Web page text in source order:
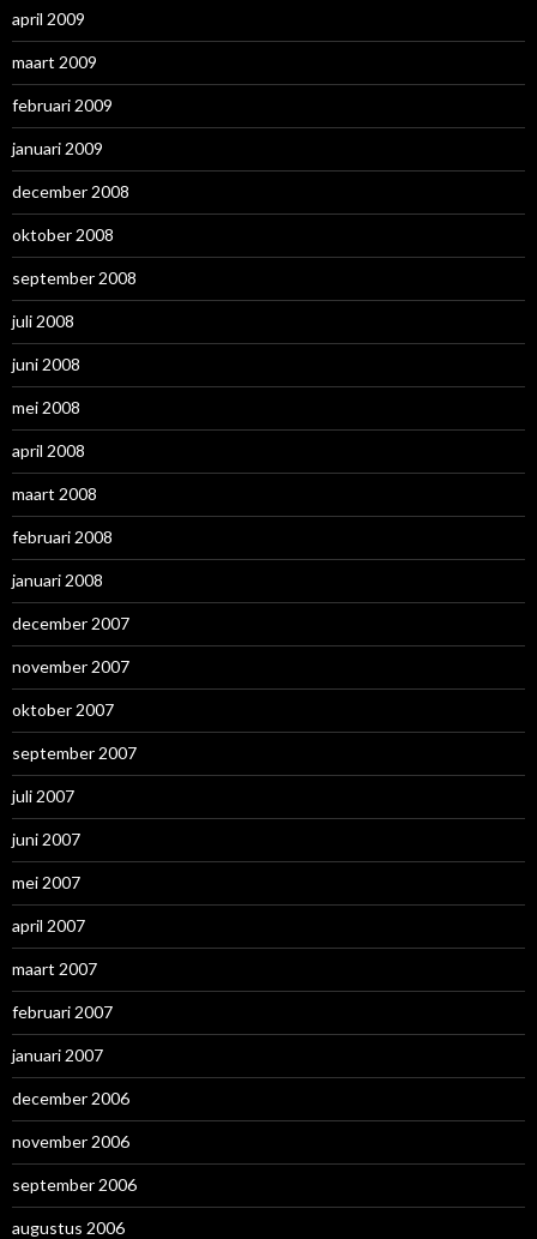
april 2009
maart 2009
februari 2009
januari 2009
december 2008
oktober 2008
september 2008
juli 2008
juni 2008
mei 2008
april 2008
maart 2008
februari 2008
januari 2008
december 2007
november 2007
oktober 2007
september 2007
juli 2007
juni 2007
mei 2007
april 2007
maart 2007
februari 2007
januari 2007
december 2006
november 2006
september 2006
augustus 2006